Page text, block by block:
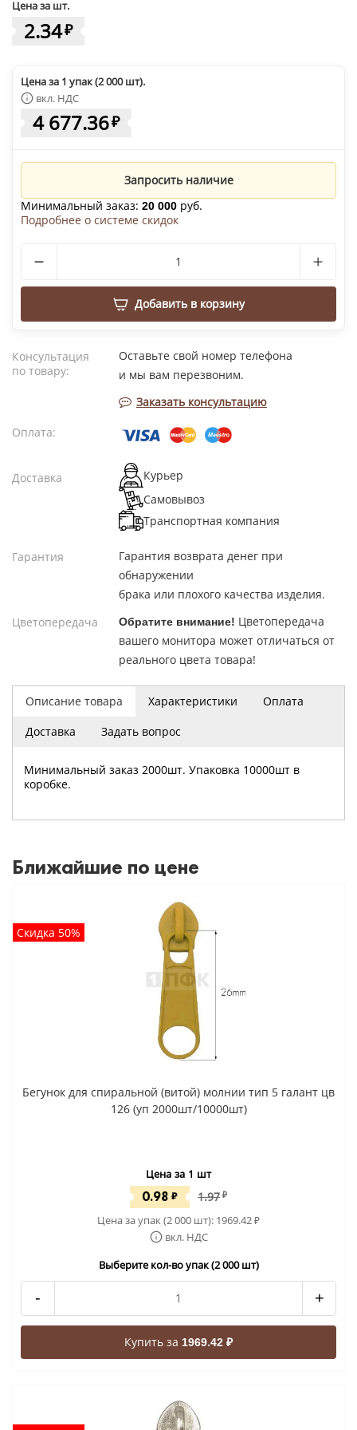
Цена за шт.
2.34₽
Цена за 1 упак (2 000 шт).
вкл. НДС
4 677.36₽
Запросить наличие
Минимальный заказ: 20 000 руб.
Подробнее о системе скидок
Добавить в корзину
Описание товара Характеристики
Оплата
Доставка
Задать вопрос
Минимальный заказ 2000шт. Упаковка 10000шт в
коробке.
Консультация
по товару:
Оставьте свой номер телефона
и мы вам перезвоним.
Заказать консультацию
Оплата:
Доставка
Курьер
Самовывоз
Транспортная компания
Гарантия
Гарантия возврата денег при
обнаружении
брака или плохого качества изделия.
Цветопередача
Обратите внимание! Цветопередача
вашего монитора может отличаться от
реального цвета товара!
Ближайшие по цене
Скидка 50%
Бегунок для спиральной (витой) молнии тип 5 галант цв
126 (уп 2000шт/10000шт)
Цена за 1 шт
0.98 ₽ 1.97 ₽
Цена за упак (2 000 шт): 1969.42₽
вкл. НДС
Выберите кол-во упак (2 000 шт)
- +
Купить за 1969.42 ₽